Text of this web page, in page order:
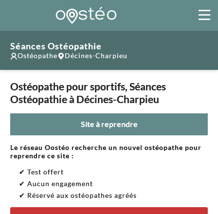
Séances Ostéopathie
Ostéopathe Décines-Charpieu
Ostéopathe pour sportifs, Séances
Ostéopathie à Décines-Charpieu
Site à reprendre
Le réseau Oostéo recherche un nouvel ostéopathe pour
reprendre ce site :
✔ Test offert
✔ Aucun engagement
✔ Réservé aux ostéopathes agréés